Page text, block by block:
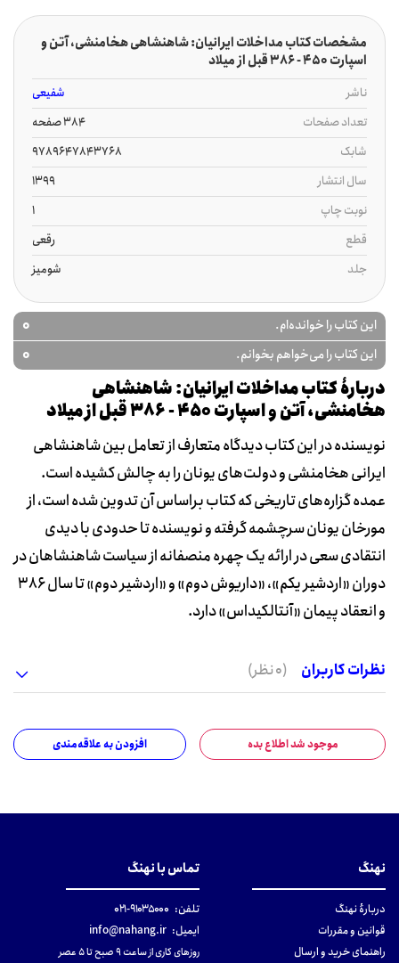
مشخصات کتاب مداخلات ایرانیان: شاهنشاهی هخامنشی، آتن و
اسپارت 450 - 386 قبل از میلاد
ناشر
شفیعی
تعداد صفحات
384 صفحه
شابک
9789647843768
سال انتشار
1399
نوبت چاپ
1
قطع
رقعی
جلد
شومیز
این کتاب را خوانده‌ام. 0
این کتاب را می‌خواهم بخوانم. 0
دربارۀ کتاب مداخلات ایرانیان: شاهنشاهی
هخامنشی، آتن و اسپارت 450 - 386 قبل از میلاد
نویسنده در این کتاب ‌دیدگاه متعارف از تعامل بین شاهنشاهی
ایرانی هخامنشی و دولت‌های یونان را به چالش کشیده است.
عمده گزاره‌های تاریخی که کتاب براساس آن تدوین شده است، از
مورخان یونان سرچشمه گرفته و نویسنده تا حدودی با دیدی
انتقادی سعی در ارائه یک چهره منصفانه از سیاست شاهنشاهان در
دوران «اردشیر یکم»، «داریوش دوم» و «اردشیر دوم» تا سال 386
و انعقاد پیمان «آنتالکیداس» دارد.
نظرات کاربران (0 نظر)
موجود شد اطلاع بده افزودن به علاقه‌مندی
نهنگ
دربارهٔ نهنگ
قوانین و مقررات
راهنمای خرید و ارسال
تماس با نهنگ
تلفن: ۹۱۰۳۵۰۰۰-۰۲۱
ایمیل: info@nahang.ir
روزهای کاری از ساعت ۹ صبح تا ۵ عصر